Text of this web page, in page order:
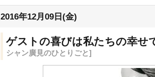
2016年12月09日(金)
ゲストの喜びは私たちの幸
シャン廣見のひとりごと]